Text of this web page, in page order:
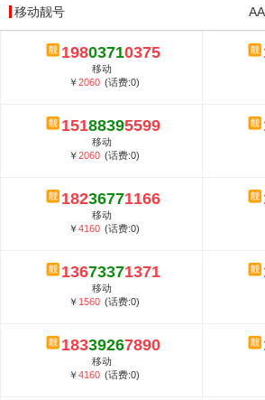
2020​联通最新套餐资费...
2020​电信最新套餐资费...
5G套餐资费贵吗？与国际相比很低
郑州全号网选号流程官方选号平台...
移动靓号
19803710375
移动
￥2060 (话费:0)
15188395599
移动
￥2060 (话费:0)
18236771166
移动
￥4160 (话费:0)
13673371371
移动
￥ 1560 (话费:0)
18339267890
移动
￥4160 (话费:0)